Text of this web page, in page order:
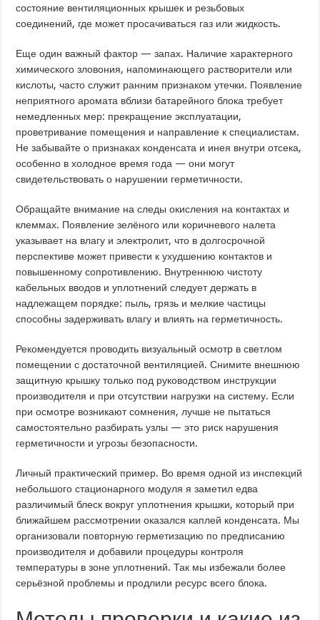
состояние вентиляционных крышек и резьбовых
соединений, где может просачиваться газ или жидкость.
Еще один важный фактор — запах. Наличие характерного
химического зловония, напоминающего растворители или
кислоты, часто служит ранним признаком утечки. Появление
неприятного аромата вблизи батарейного блока требует
немедленных мер: прекращение эксплуатации,
проветривание помещения и направление к специалистам.
Не забывайте о признаках конденсата и инея внутри отсека,
особенно в холодное время года — они могут
свидетельствовать о нарушении герметичности.
Обращайте внимание на следы окисления на контактах и
клеммах. Появление зелёного или коричневого налета
указывает на влагу и электролит, что в долгосрочной
перспективе может привести к ухудшению контактов и
повышенному сопротивлению. Внутреннюю чистоту
кабельных вводов и уплотнений следует держать в
надлежащем порядке: пыль, грязь и мелкие частицы
способны задерживать влагу и влиять на герметичность.
Рекомендуется проводить визуальный осмотр в светлом
помещении с достаточной вентиляцией. Снимите внешнюю
защитную крышку только под руководством инструкции
производителя и при отсутствии нагрузки на систему. Если
при осмотре возникают сомнения, лучше не пытаться
самостоятельно разбирать узлы — это риск нарушения
герметичности и угрозы безопасности.
Личный практический пример. Во время одной из инспекций
небольшого стационарного модуля я заметил едва
различимый блеск вокруг уплотнения крышки, который при
ближайшем рассмотрении оказался каплей конденсата. Мы
организовали повторную герметизацию по предписанию
производителя и добавили процедуры контроля
температуры в зоне уплотнений. Так мы избежали более
серьёзной проблемы и продлили ресурс всего блока.